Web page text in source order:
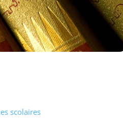
scolaires